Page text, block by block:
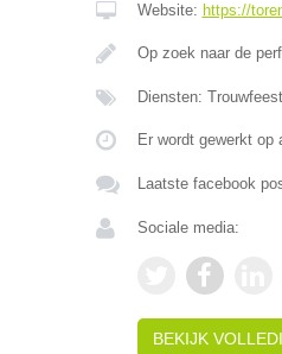
Website: https://
Op zoek naar de
Diensten:
Er wordt gewerkt op
Laatste facebook
Sociale media:
BEKIJK